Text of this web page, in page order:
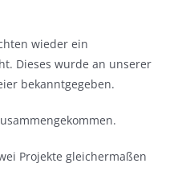
wieder ein
Dieses wurde an unserer
bekanntgegeben.
Projekte gleichermaßen